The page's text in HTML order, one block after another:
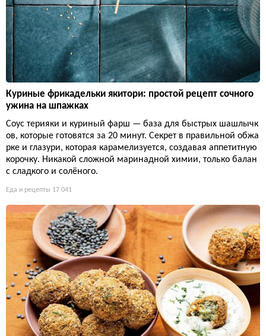
Куриные фрикадельки якитори: простой рецепт сочного
ужина на шпажках
Соус терияки и куриный фарш — база для быстрых шашлычк
ов, которые готовятся за 20 минут. Секрет в правильной обжа
рке и глазури, которая карамелизуется, создавая аппетитную
корочку. Никакой сложной маринадной химии, только балан
с сладкого и солёного.
Еда и рецепты 17 041